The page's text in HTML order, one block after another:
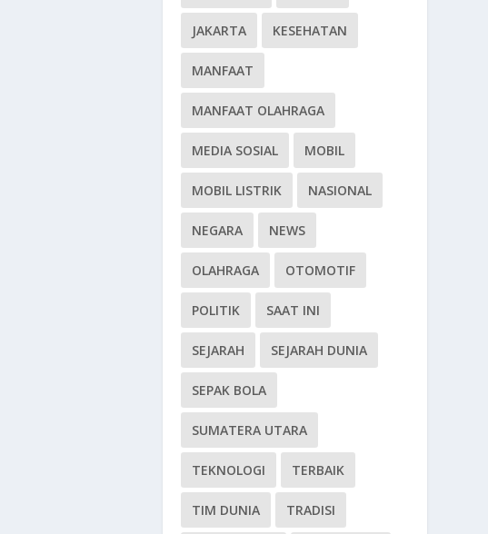
JAKARTA KESEHATAN
MANFAAT
MANFAAT OLAHRAGA
MEDIA SOSIAL MOBIL
MOBIL LISTRIK NASIONAL
NEGARA NEWS
OLAHRAGA OTOMOTIF
POLITIK SAAT INI
SEJARAH SEJARAH DUNIA
SEPAK BOLA
SUMATERA UTARA
TEKNOLOGI TERBAIK
TIM DUNIA TRADISI